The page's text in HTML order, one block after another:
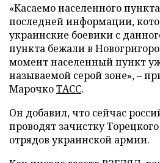
«Касаемо населенного
последней информации,
украинские боевики с
пункта бежали в
момент населенный пункт
называемой серой зоне», –
МарочкоТАСС.
Он добавил, что сейчас
проводят зачистку
отрядов украинской армии.